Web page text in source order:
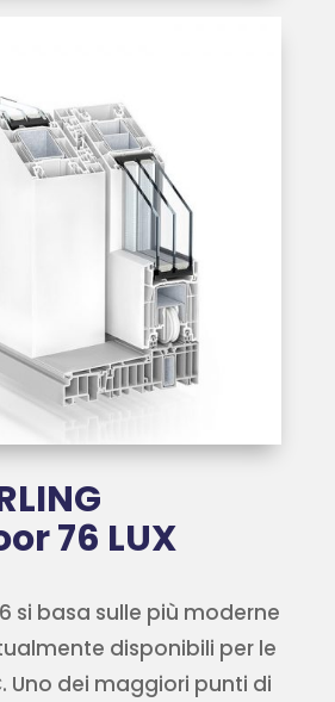
76 LUX
si basa sulle più moderne
disponibili per le
Uno dei maggiori punti di